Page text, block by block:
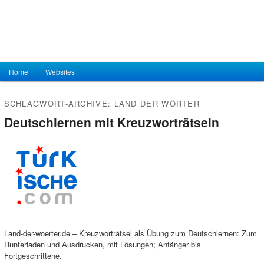
Hauptmenü
Zum Inhalt wechseln
Zum sekundären Inhalt wechseln
Home Websites
SCHLAGWORT-ARCHIVE: LAND DER WÖRTER
Deutschlernen mit Kreuzworträtseln
Land-der-woerter.de – Kreuzworträtsel als Übung zum Deutschlernen: Zum
Runterladen und Ausdrucken, mit Lösungen; Anfänger bis
Fortgeschrittene.